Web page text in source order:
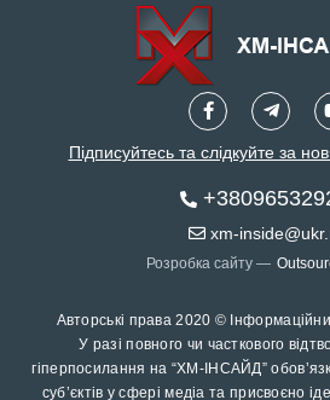
Підписуйтесь та слідкуйте за
xm-
Розробка сайту —
Авторські права 2020 ©
У разі повного чи часткового
гіперпосилання на “ХМ-ІНСАЙД”
суб’єктів у сфері медіа та присвоєно